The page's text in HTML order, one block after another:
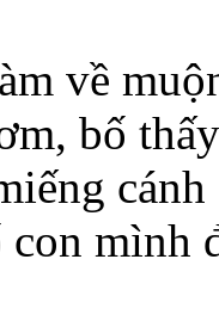
về
bố
con mình